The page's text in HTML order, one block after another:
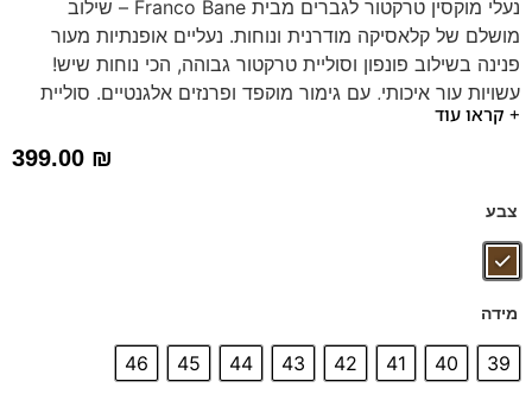
נעלי מוקסין טרקטור לגברים מבית Franco Bane – שילוב
מושלם של קלאסיקה מודרנית ונוחות. נעליים אופנתיות מעור
פנינה בשילוב פונפון וסוליית טרקטור גבוהה, הכי נוחות שיש!
עשויות עור איכותי, עם גימור מוקפד ופרנזים אלגנטיים. סוליית
טרקטור עבה וגמישה המעניקה אחיזה ויציבות מרבית לצד מראה
מדרס
+ קראו עוד
399.00 ₪
צבע
מידה
39
40
41
42
43
44
45
46